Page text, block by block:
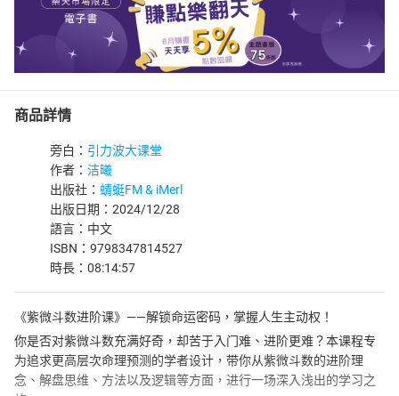
商品詳情
旁白： 引力波大课堂
作者： 洁曦
出版社： 蜻蜓FM & iMerl
出版日期：2024/12/28
語言：中文
ISBN：9798347814527
時長：08:14:57
《紫微斗数进阶课》——解锁命运密码，掌握人生主动权！
你是否对紫微斗数充满好奇，却苦于入门难、进阶更难？本课程专
为追求更高层次命理预测的学者设计，带你从紫微斗数的进阶理
念、解盘思维、方法以及逻辑等方面，进行一场深入浅出的学习之